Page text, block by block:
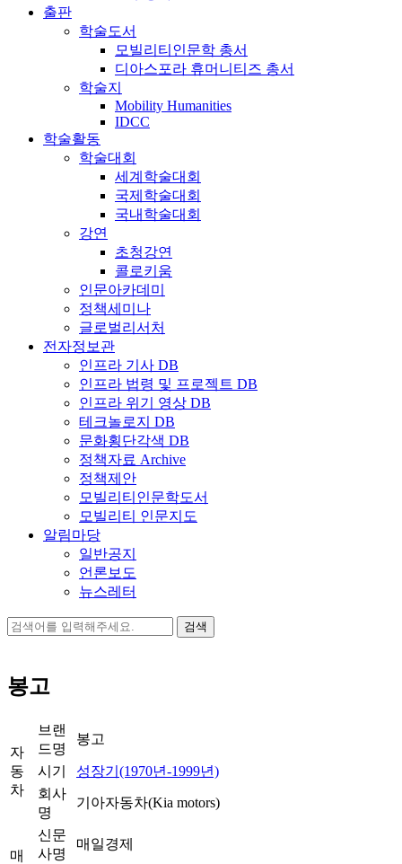
출판
학술도서
모빌리티인문학 총서
디아스포라 휴머니티즈 총서
학술지
Mobility Humanities
IDCC
학술활동
학술대회
세계학술대회
국제학술대회
국내학술대회
강연
초청강연
콜로키움
인문아카데미
정책세미나
글로벌리서처
전자정보관
인프라 기사 DB
인프라 법령 및 프로젝트 DB
인프라 위기 영상 DB
테크놀로지 DB
문화횡단각색 DB
정책자료 Archive
정책제안
모빌리티인문학도서
모빌리티 인문지도
알림마당
일반공지
언론보도
뉴스레터
검
봉고
자
동
차
브랜
드명
봉고
시기
성장기(1970년-1999년)
회사
명
기아자동차(Kia motors)
매
신문
사명
매일경제